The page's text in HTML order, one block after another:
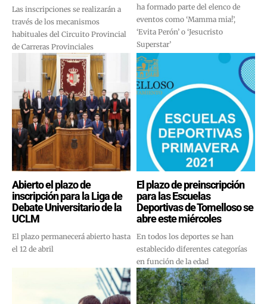
Las inscripciones se realizarán a
través de los mecanismos
habituales del Circuito Provincial
de Carreras Provinciales
ha formado parte del elenco de
eventos como ‘Mamma mia!’,
‘Evita Perón’ o ‘Jesucristo
Superstar’
Abierto el plazo de
inscripción para la Liga de
Debate Universitario de la
UCLM
El plazo permanecerá abierto hasta
el 12 de abril
El plazo de preinscripción
para las Escuelas
Deportivas de Tomelloso se
abre este miércoles
En todos los deportes se han
establecido diferentes categorías
en función de la edad